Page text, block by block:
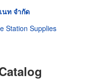
นท จำกัด
Station Supplies